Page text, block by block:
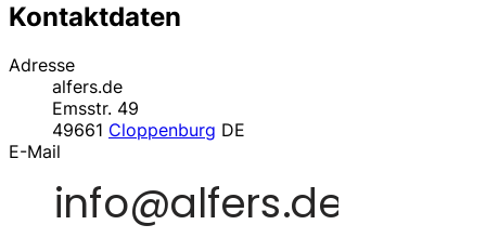
Kontaktdaten
Adresse
alfers.de
Emsstr. 49
49661 Cloppenburg DE
E-Mail